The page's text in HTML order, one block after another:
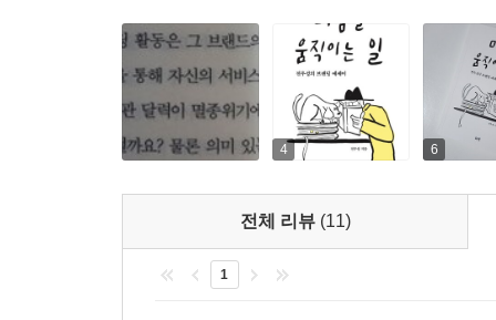
저는 주로 잡지와 핀터레스트 앱에서 영감을 많
리즘은 대단해서 제가 관심 있는 이미지들을 저장
대한 컨셉도 떠오르고 이것들을 어떤 방식으로
다른 이야기지만요. 제 상상속에는 여러 브랜드가
는 물론 비밀입니다.
---「04. 우리가 기억해야 할 것 ‘핀터레스트’」중에
우리도 브랜딩이 필요한데 회사를 설득하는 게
기계가 사람의 많은 것을 대체하는 시대라 하지
어렵고도 매력적인 것 아닐까. 브랜딩의 세계에
자기만의 브랜드를 알리고자 노력하는 이들을 위
4 6
전체 리뷰 (11)
1